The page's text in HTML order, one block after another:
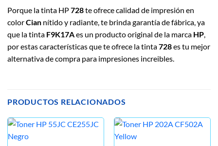
Porque la tinta HP728te ofrece calidad de impresión en
colorCian nítido y radiante, te brinda garantía de fábrica, ya
que la tinta F9K17Aes un producto original de la marca HP
por estas características que te ofrece la tinta728es tu mejor
alternativa de compra para impresiones increibles.
PRODUCTOS RELACIONADOS